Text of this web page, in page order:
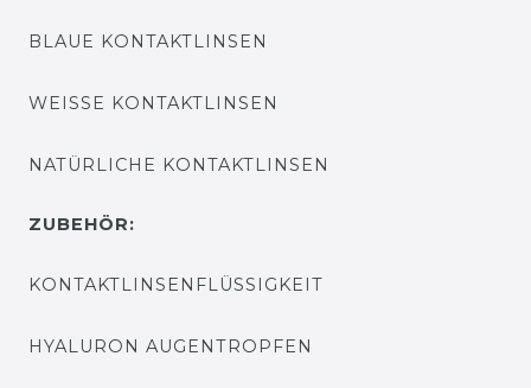
BLAUE KONTAKTLINSEN
WEISSE KONTAKTLINSEN
NATÜRLICHE KONTAKTLINSEN
ZUBEHÖR:
KONTAKTLINSENFLÜSSIGKEIT
HYALURON AUGENTROPFEN